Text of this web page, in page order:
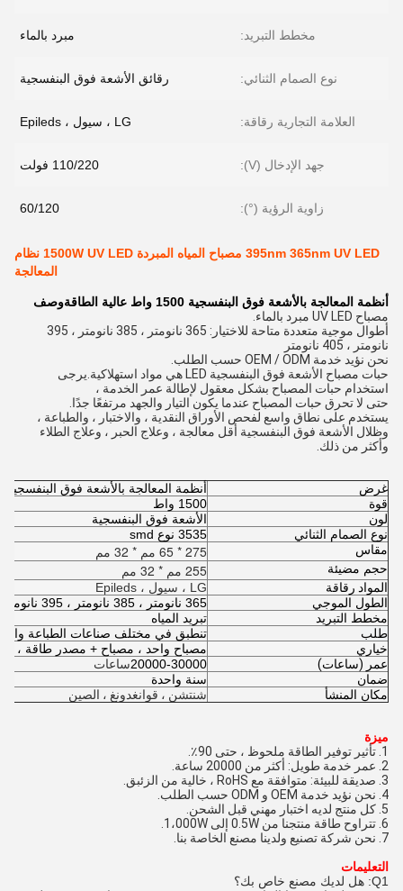
مخطط التبريد: مبرد بالماء
نوع الصمام الثنائي: رقائق الأشعة فوق البنفسجية
العلامة التجارية رقاقة: LG ، سيول ، Epileds
جهد الإدخال (V): 110/220 فولت
زاوية الرؤية (°): 60/120
395nm 365nm UV LED مصباح المياه المبردة 1500W UV LED نظام
المعالجة
أنظمة المعالجة بالأشعة فوق البنفسجية 1500 واط عالية الطاقة
وصف
مصباح UV LED مبرد بالماء.
أطوال موجية متعددة متاحة للاختيار: 365 نانومتر ، 385 نانومتر ، 395
نانومتر ، 405 نانومتر
نحن نؤيد خدمة OEM / ODM حسب الطلب.
حبات مصباح الأشعة فوق البنفسجية LED هي مواد استهلاكية.يرجى
استخدام حبات المصباح بشكل معقول لإطالة عمر الخدمة ،
حتى لا تحرق حبات المصباح عندما يكون التيار والجهد مرتفعًا جدًا.
يستخدم على نطاق واسع لفحص الأوراق النقدية ، والاختبار ، والطباعة ،
وظلال الأشعة فوق البنفسجية أقل معالجة ، وعلاج الحبر ، وعلاج الطلاء
وأكثر من ذلك.
غرض
أنظمة المعالجة بالأشعة فوق البنفسجية
قوة
1500 واط
لون
الأشعة فوق البنفسجية
نوع الصمام الثنائي
3535 نوع smd
مقاس
275 * 65 مم * 32 مم
حجم مضيئة 255 مم * 32 مم
المواد رقاقة
LG ، سيول ، Epileds
الطول الموجي
365 نانومتر ، 385 نانومتر ، 395 نانومتر ، 405 نانومتر
مخطط التبريد
تبريد المياه
طلب
تنطبق في مختلف صناعات الطباعة
خياري
مصباح واحد ، مصباح + مصدر طاقة ،
عمر (ساعات)
20000-30000ساعات
ضمان
سنة واحدة
مكان المنشأ
شنتشن ، قوانغدونغ ، الصين
ميزة
1. تأثير توفير الطاقة ملحوظ ، حتى 90٪.
2. عمر خدمة طويل: أكثر من 20000 ساعة.
3. صديقة للبيئة: متوافقة مع RoHS ، خالية من الزئبق.
4. نحن نؤيد خدمة OEM و ODM حسب الطلب.
5. كل منتج لديه اختبار مهني قبل الشحن.
6. تتراوح طاقة منتجنا من 0.5W إلى 1،000W.
7. نحن شركة تصنيع ولدينا مصنع الخاصة بنا.
التعليمات
Q1: هل لديك مصنع خاص بك؟